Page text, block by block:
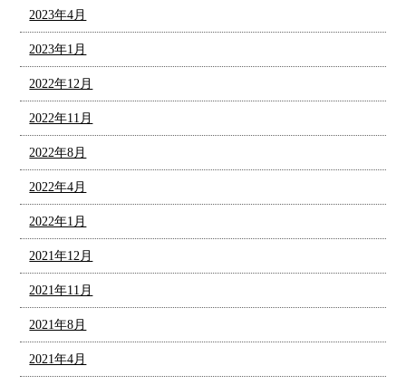
2023年4月
2023年1月
2022年12月
2022年11月
2022年8月
2022年4月
2022年1月
2021年12月
2021年11月
2021年8月
2021年4月